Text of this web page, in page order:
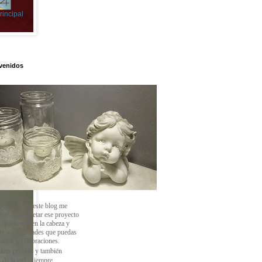
y con este blog me
a completar ese proyecto
tienes en la cabeza y
manualidades que puedas
y celebraciones.
propias y también
la red , siempre